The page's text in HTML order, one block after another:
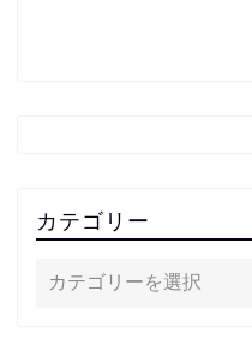
カテゴリー